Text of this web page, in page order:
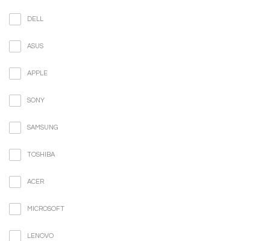
DELL
ASUS
APPLE
SONY
SAMSUNG
TOSHIBA
ACER
MICROSOFT
LENOVO